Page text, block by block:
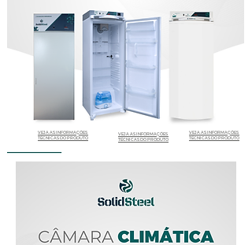
VEJA AS INFORMAÇÕES
TÉCNICAS DO PRODUTO
VEJA AS INFORMAÇÕES
TÉCNICAS DO PRODUTO
VEJA AS INFORMAÇÕES
TÉCNICAS DO PRODUTO